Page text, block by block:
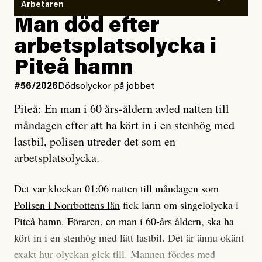
Vem är det som Dagens ETC skriver för?
Vad betyder det att vara en röd, grön och oberoende
tidning?
Vad är bra journalistik?
Ett försök till korta svar som jag hoppas kan förtydliga
för Kuhn och Sassarinis-McGowan och andra hur jag
som chefredaktör ser på Dagens ETC:s uppdrag och
roll.
Vi skriver för våra läsare som vill bli informerade,
överraskade, bekräftade, utmanade – och som kräver
att vi granskar allt och alla.
Vi är som sagt en röd, grön och oberoende tidning.
Jag lärde mig renovera
enligt uråldrig metod
och lade min sista ungdom
på att laga en gammal bod.
Jag sökte ljuset och meningen,
efter det som var rent, rätt och sant,
och aldrig såg jag det klarare än
när jag ombord på bussen hjälpte en tant.
#23/2026Intervjun
Jesper Lundby: ”Livet i sig
är ganska politiskt”
Arbetaren
Man död efter
arbetsplatsolycka i
Piteå hamn
#56/2026 Dödsolyckor på jobbet
Piteå: En man i 60 års-åldern avled natten till
måndagen efter att ha kört in i en stenhög med
lastbil, polisen utreder det som en
arbetsplatsolycka.
Det var klockan 01:06 natten till måndagen som
Polisen i Norrbottens län fick larm om singelolycka i
Piteå hamn. Föraren, en man i 60-års åldern, ska ha
kört in i en stenhög med lätt lastbil. Det är ännu okänt
exakt hur olyckan gick till. Mannen fördes med